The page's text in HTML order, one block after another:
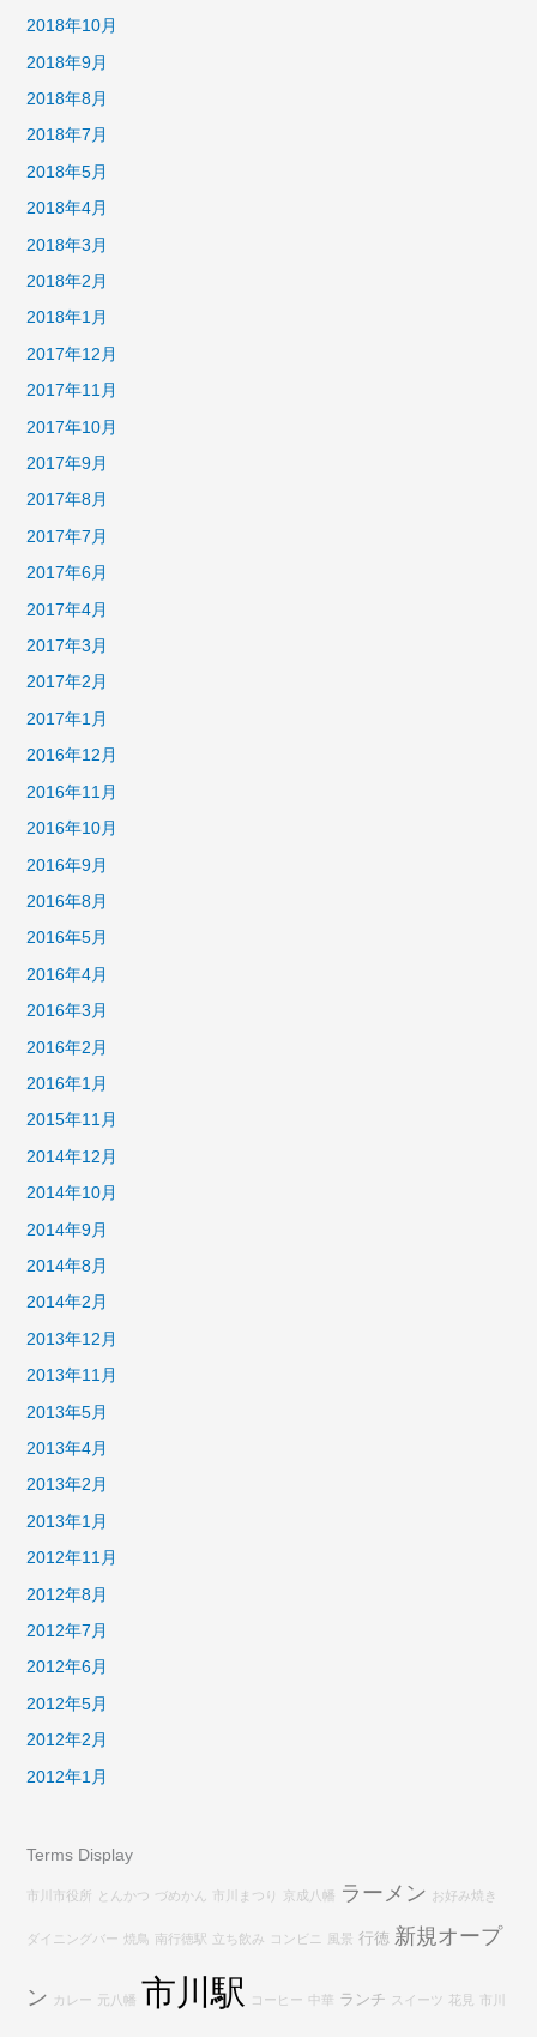
2018年10月
2018年9月
2018年8月
2018年7月
2018年5月
2018年4月
2018年3月
2018年2月
2018年1月
2017年12月
2017年11月
2017年10月
2017年9月
2017年8月
2017年7月
2017年6月
2017年4月
2017年3月
2017年2月
2017年1月
2016年12月
2016年11月
2016年10月
2016年9月
2016年8月
2016年5月
2016年4月
2016年3月
2016年2月
2016年1月
2015年11月
2014年12月
2014年10月
2014年9月
2014年8月
2014年2月
2013年12月
2013年11月
2013年5月
2013年4月
2013年2月
2013年1月
2012年11月
2012年8月
2012年7月
2012年6月
2012年5月
2012年2月
2012年1月
Terms Display
市川市役所 とんかつ づめかん 市川まつり 京成八幡 ラーメン お好み焼き
ダイニングバー 焼鳥 南行徳駅 立ち飲み コンビニ 風景 行徳 新規オープ
ン カレー 元八幡 市川駅 コーヒー 中華 ランチ スイーツ 花見 市川